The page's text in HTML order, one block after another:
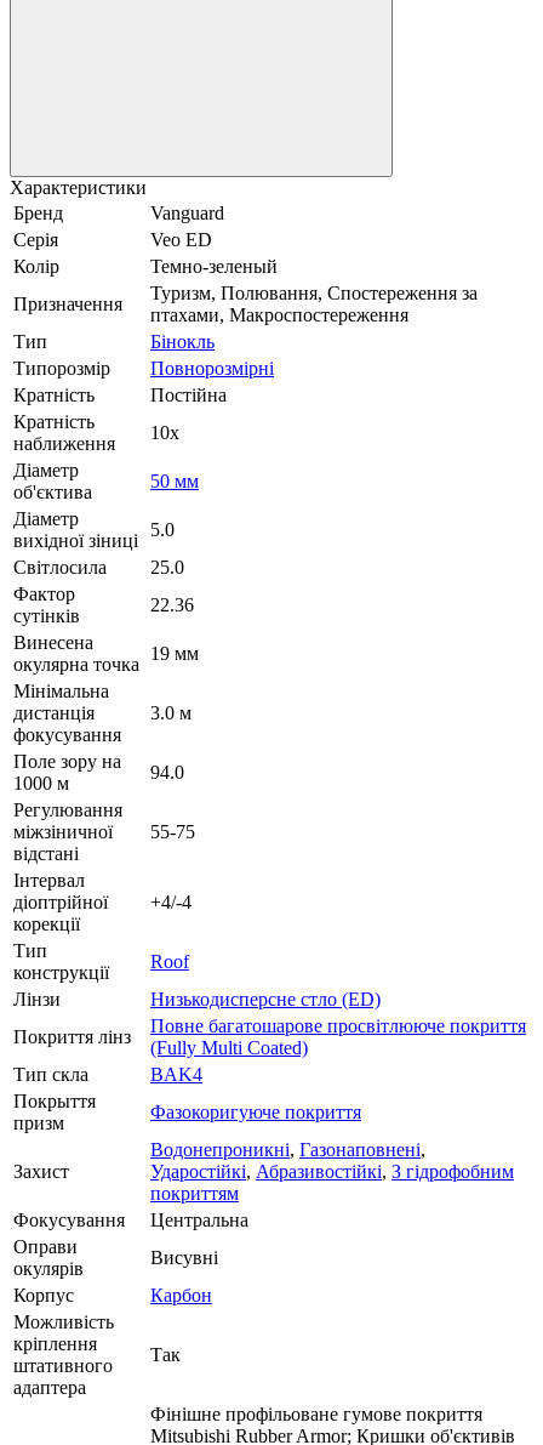
Характеристики
Бренд
Vanguard
Серія
Veo ED
Колір
Темно-зеленый
Призначення
Туризм, Полювання, Спостереження за
птахами, Макроспостереження
Тип
Бінокль
Типорозмір
Повнорозмірні
Кратність
Постійна
Кратність
наближення
10x
Діаметр
об'єктива
50 мм
Діаметр
вихідної зіниці
5.0
Світлосила
25.0
Фактор
сутінків
22.36
Винесена
окулярна точка
19 мм
Мінімальна
дистанція
фокусування
3.0 м
Поле зору на
1000 м
94.0
Регулювання
міжзіничної
відстані
55-75
Інтервал
діоптрійної
корекції
+4/-4
Тип
конструкції
Roof
Лінзи
Низькодисперсне стло (ED)
Покриття лінз
Повне багатошарове просвітлююче покриття
(Fully Multi Coated)
Тип скла
BAK4
Покрыття
призм
Фазокоригуюче покриття
Захист
Водонепроникні, Газонаповнені,
Ударостійкі, Абразивостійкі, З гідрофобним
покриттям
Фокусування
Центральна
Оправи
окулярів
Висувні
Корпус
Карбон
Можливість
кріплення
штативного
адаптера
Так
Фінішне профільоване гумове покриття
Mitsubishi Rubber Armor; Кришки об'єктивів